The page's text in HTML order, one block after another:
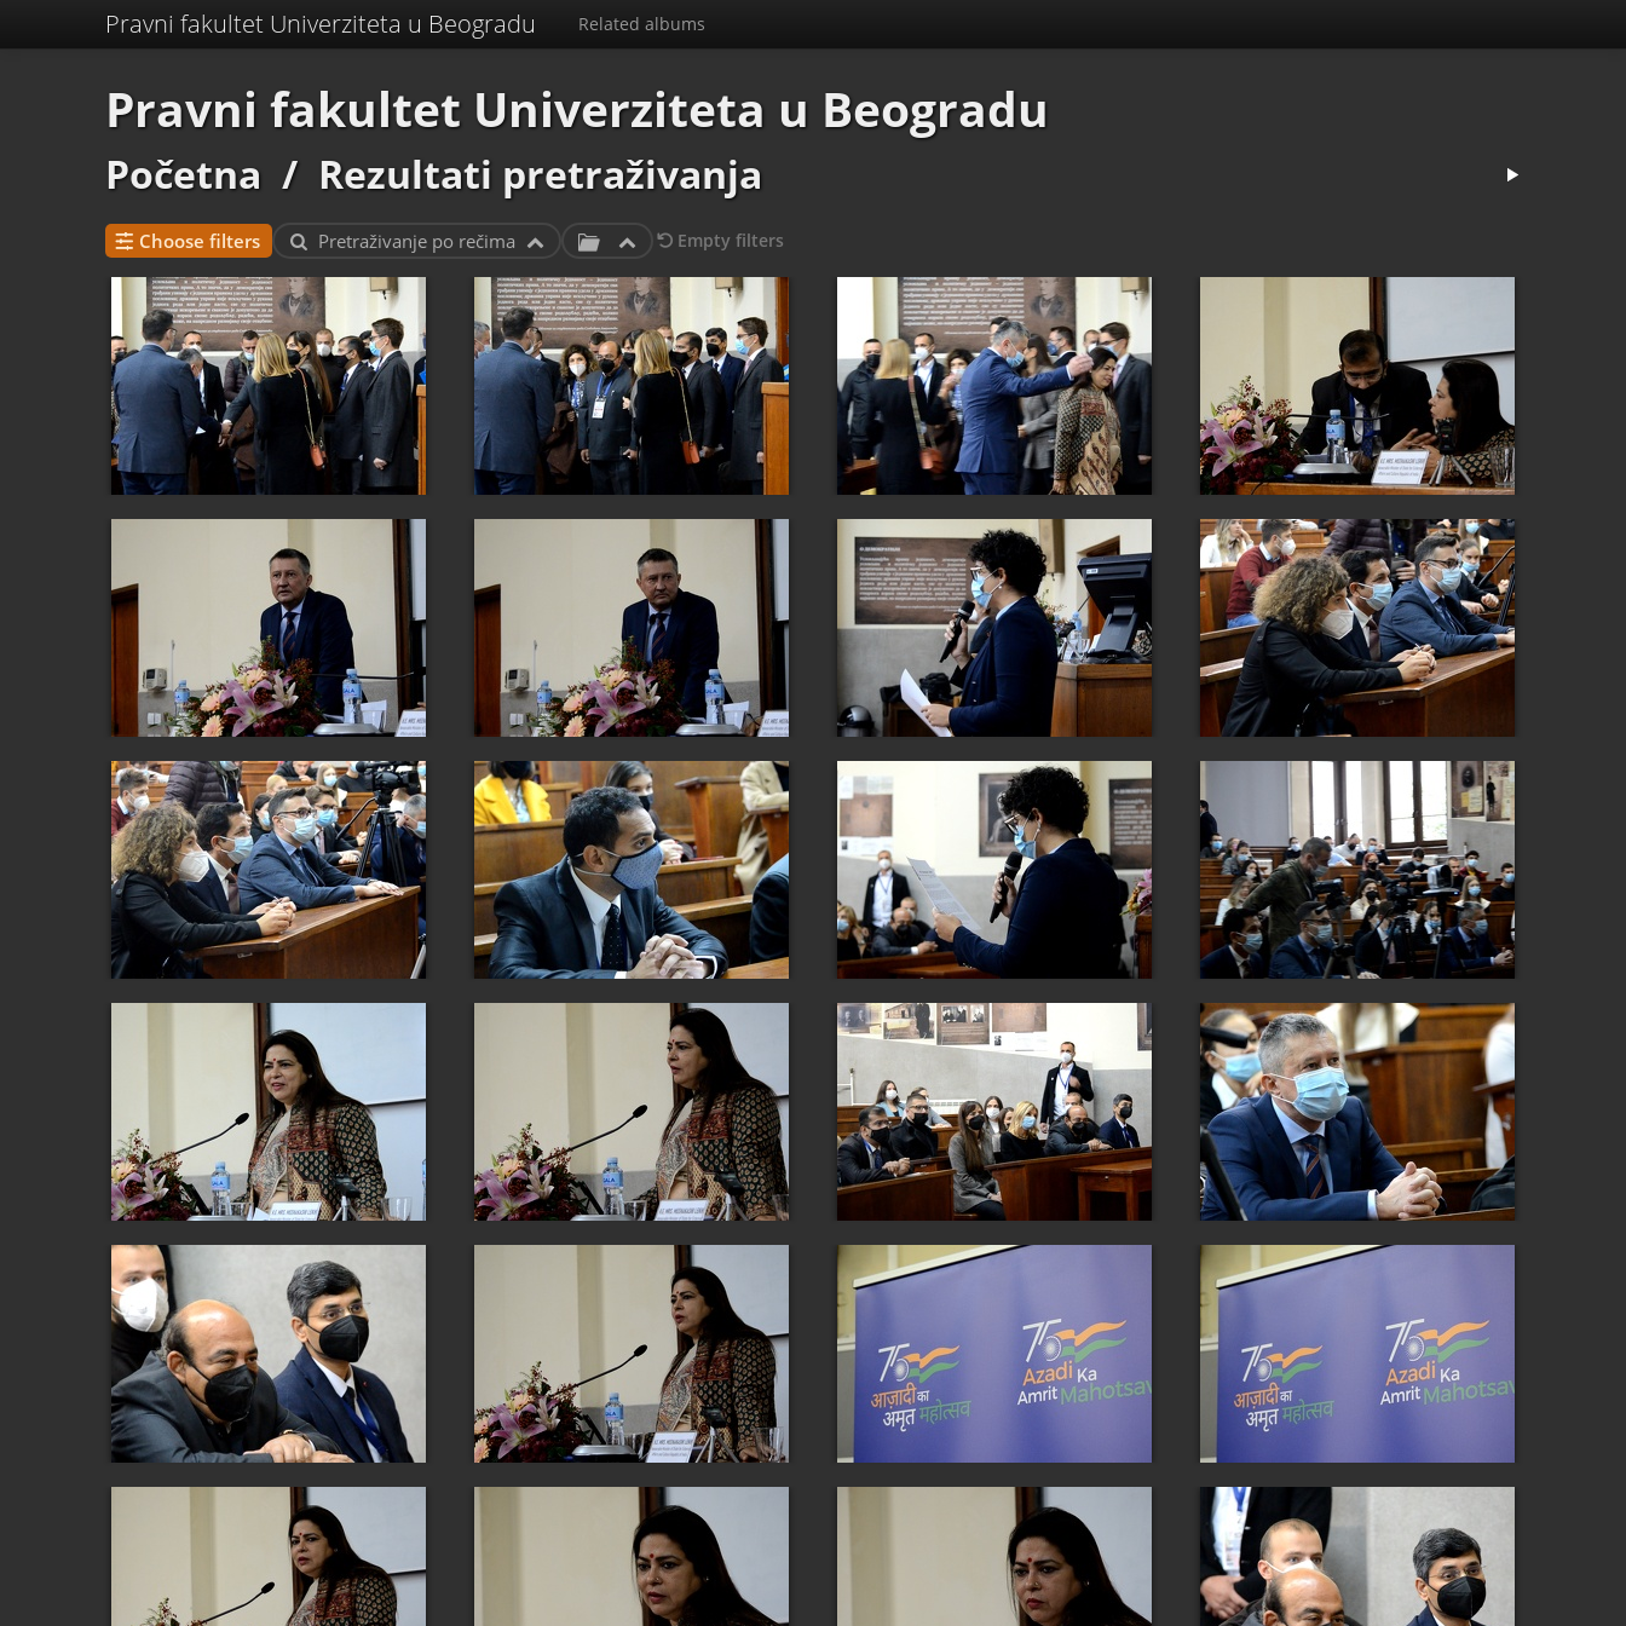
Pravni fakultet Univerziteta u Beogradu Related albums
Pravni fakultet Univerziteta u Beogradu
Početna / Rezultati pretraživanja
Choose filters Pretraživanje po rečima Empty filters